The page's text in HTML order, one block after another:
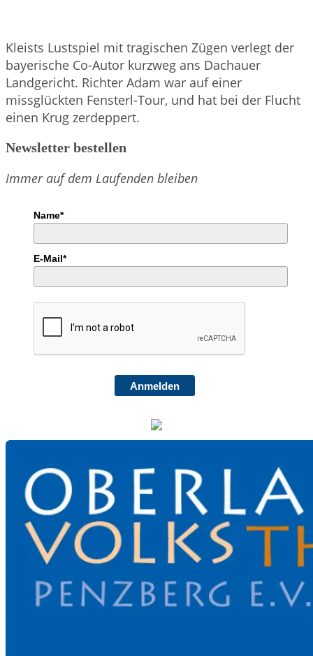
Kleists Lustspiel mit tragischen Zügen verlegt der
bayerische Co-Autor kurzweg ans Dachauer
Landgericht. Richter Adam war auf einer
missglückten Fensterl-Tour, und hat bei der Flucht
einen Krug zerdeppert.
Newsletter bestellen
Immer auf dem Laufenden bleiben
Name*
E-Mail*
Anmelden